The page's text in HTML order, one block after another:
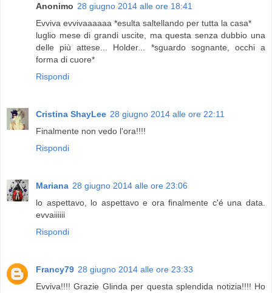
Anonimo 28 giugno 2014 alle ore 18:41
Evviva evvivaaaaaa *esulta saltellando per tutta la casa*
luglio mese di grandi uscite, ma questa senza dubbio una
delle più attese... Holder... *sguardo sognante, occhi a
forma di cuore*
Rispondi
Cristina ShayLee 28 giugno 2014 alle ore 22:11
Finalmente non vedo l'ora!!!!
Rispondi
Mariana 28 giugno 2014 alle ore 23:06
lo aspettavo, lo aspettavo e ora finalmente c'é una data.
evvaiiiiii
Rispondi
Francy79 28 giugno 2014 alle ore 23:33
Evviva!!!! Grazie Glinda per questa splendida notizia!!!! Ho